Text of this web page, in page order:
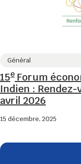
Général
15e Forum
Indien : Rendez-
avril 2026
15 décembre, 2025